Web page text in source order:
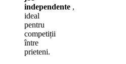
independente ,
ideal
pentru
competiții
între
prieteni.